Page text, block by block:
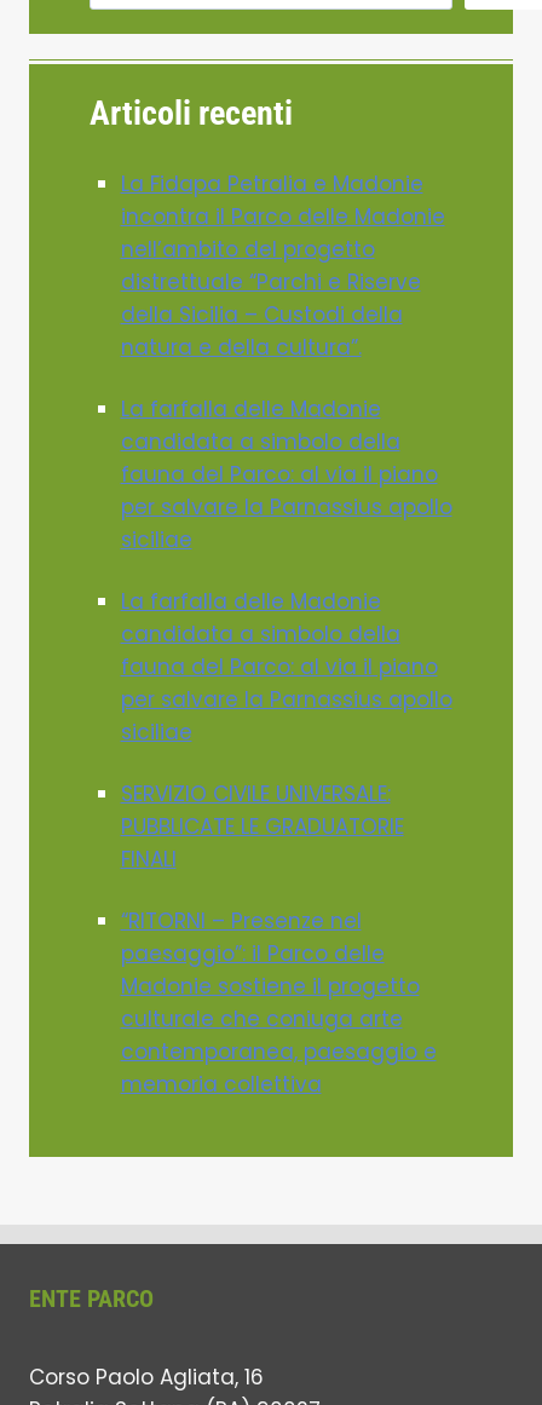
Articoli recenti
La Fidapa Petralia e Madonie
incontra il Parco delle Madonie
nell’ambito del progetto
distrettuale “Parchi e Riserve
della Sicilia – Custodi della
natura e della cultura”.
La farfalla delle Madonie
candidata a simbolo della
fauna del Parco: al via il piano
per salvare la Parnassius apollo
siciliae
La farfalla delle Madonie
candidata a simbolo della
fauna del Parco: al via il piano
per salvare la Parnassius apollo
siciliae
SERVIZIO CIVILE UNIVERSALE:
PUBBLICATE LE GRADUATORIE
FINALI
“RITORNI – Presenze nel
paesaggio”: il Parco delle
Madonie sostiene il progetto
culturale che coniuga arte
contemporanea, paesaggio e
memoria collettiva
ENTE PARCO
Corso Paolo Agliata, 16